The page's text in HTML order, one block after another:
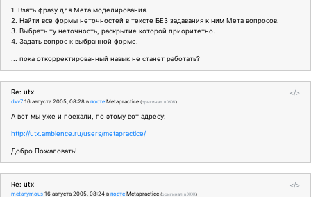
1. Взять фразу для Мета моделирования.
2. Найти все формы неточностей в тексте БЕЗ задавания к ним Мета вопросов.
3. Выбрать ту неточность, раскрытие которой приоритетно.
4. Задать вопрос к выбранной форме.
... пока откорректированный навык не станет работать?
</>
Re: utx
dvv7 16 августа 2005, 08:28 в посте Metapractice (оригинал в ЖЖ)
А вот мы уже и поехали, по этому вот адресу:
http://utx.ambience.ru/users/metapractice/
Добро Пожаловать!
</>
Re: utx
metanymous 16 августа 2005, 08:24 в посте Metapractice (оригинал в ЖЖ)